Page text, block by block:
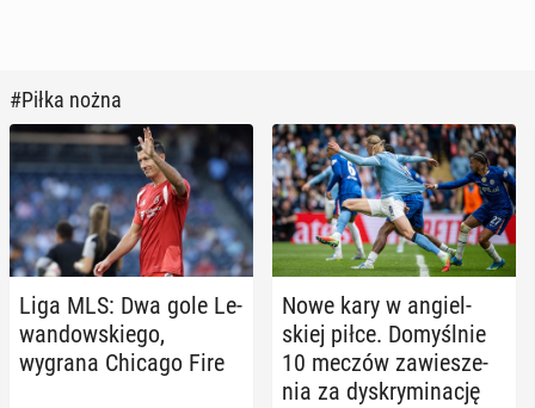
#Piłka nożna
Liga MLS: Dwa gole Le­
wan­dow­skie­go,
wygrana Chicago Fire
Nowe kary w an­giel­
skiej piłce. Do­myśl­nie
10 meczów za­wie­sze­
nia za dys­kry­mi­na­cję